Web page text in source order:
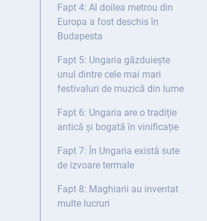
Fapt 4: Al doilea metrou din
Europa a fost deschis în
Budapesta
Fapt 5: Ungaria găzduiește
unul dintre cele mai mari
festivaluri de muzică din lume
Fapt 6: Ungaria are o tradiție
antică și bogată în vinificație
Fapt 7: În Ungaria există sute
de izvoare termale
Fapt 8: Maghiarii au inventat
multe lucruri